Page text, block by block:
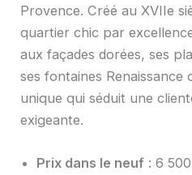
Provence. Créé au XVIIe
quartier chic par
aux façades dorées, ses
ses fontaines
unique qui séduit une
exigeante.
Prix dans le neuf : 6